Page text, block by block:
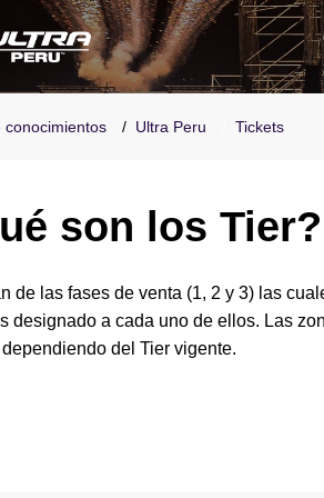
conocimientos Ultra Peru Tickets
son los Tier?
de las fases de venta (1, 2 y 3) las
designado a cada uno de ellos. Las
del Tier vigente.